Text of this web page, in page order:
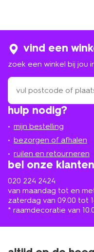
hulp nodig?
mijn bestelling
bezorgen of afhalen
ruilen en retourneren
bel onze
020 224 2424
van maandag tot en
zaterdag van 09.00 tot
* raamdecoratie van
vind een
zoek een winkel bij jou
zoek
een
winkel
bij
in
de
buurt